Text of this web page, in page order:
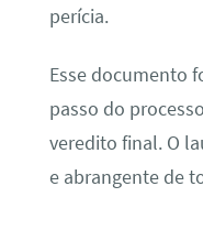
perícia.
Esse documento
passo do
veredito final. O
e abrangente de